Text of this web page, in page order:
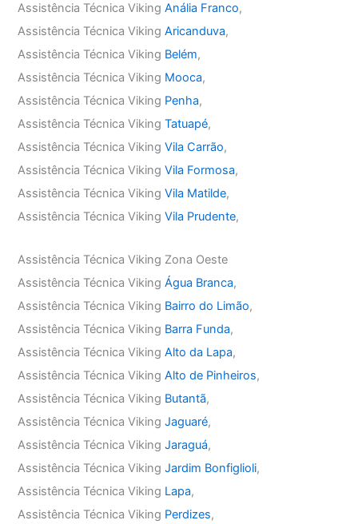
Assistência Técnica VikingAnália Franco,
Assistência Técnica VikingAricanduva,
Assistência Técnica Viking Belém,
Assistência Técnica Viking Mooca,
Assistência Técnica Viking Penha,
Assistência Técnica VikingTatuapé,
Assistência Técnica VikingVila Carrão,
Assistência Técnica VikingVila Formosa,
Assistência Técnica VikingVila Matilde,
Assistência Técnica VikingVila Prudente,
Assistência Técnica Viking Zona Oeste
Assistência Técnica VikingÁgua Branca,
Assistência Técnica Viking Bairro do Limão,
Assistência Técnica Viking Barra Funda,
Assistência Técnica VikingAlto da Lapa,
Assistência Técnica VikingAlto de Pinheiros,
Assistência Técnica Viking Butantã,
Assistência Técnica VikingJaguaré,
Assistência Técnica VikingJaraguá,
Assistência Técnica VikingJardim Bonfiglioli,
Assistência Técnica Viking Lapa,
Assistência Técnica Viking Perdizes,